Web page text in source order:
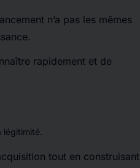
n’a pas les mêmes
rapidement et de
légitimité.
tout en construisant